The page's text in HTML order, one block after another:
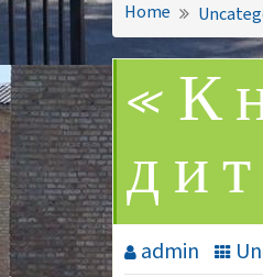
Home
admin